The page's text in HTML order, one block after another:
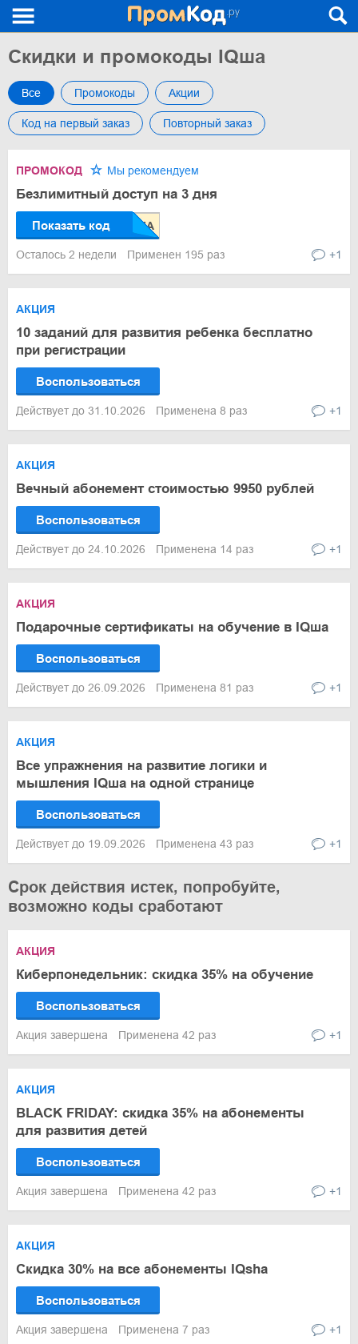
Скидки и промокоды IQша
Все Промокоды Акции
Код на первый заказ Повторный заказ
ПРОМОКОД Мы рекомендуем
Безлимитный доступ на 3 дня
Показать код
Осталось 2 недели Применен 195 раз +1
АКЦИЯ
10 заданий для развития ребенка бесплатно
при регистрации
Воспользоваться
Действует до 31.10.2026 Применена 8 раз +1
АКЦИЯ
Вечный абонемент стоимостью 9950 рублей
Воспользоваться
Действует до 24.10.2026 Применена 14 раз +1
АКЦИЯ
Подарочные сертификаты на обучение в IQша
Воспользоваться
Действует до 26.09.2026 Применена 81 раз +1
АКЦИЯ
Все упражнения на развитие логики и
мышления IQша на одной странице
Воспользоваться
Действует до 19.09.2026 Применена 43 раз +1
Срок действия истек, попробуйте,
возможно коды сработают
АКЦИЯ
Киберпонедельник: скидка 35% на обучение
Воспользоваться
Акция завершена Применена 42 раз +1
АКЦИЯ
BLACK FRIDAY: скидка 35% на абонементы
для развития детей
Воспользоваться
Акция завершена Применена 42 раз +1
АКЦИЯ
Скидка 30% на все абонементы IQsha
Воспользоваться
Акция завершена Применена 7 раз +1